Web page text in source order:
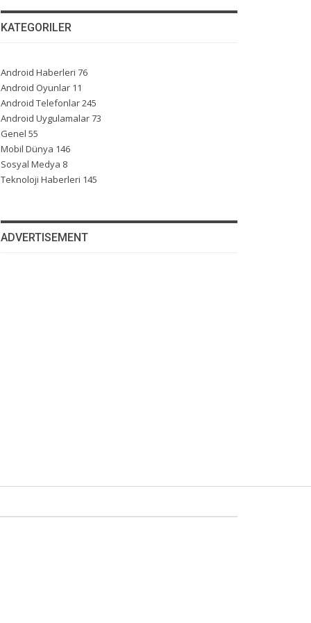
KATEGORILER
Android Haberleri 76
Android Oyunlar 11
Android Telefonlar245
Android Uygulamalar73
Genel 55
Mobil Dünya 146
Sosyal Medya 8
Teknoloji Haberleri 145
ADVERTISEMENT